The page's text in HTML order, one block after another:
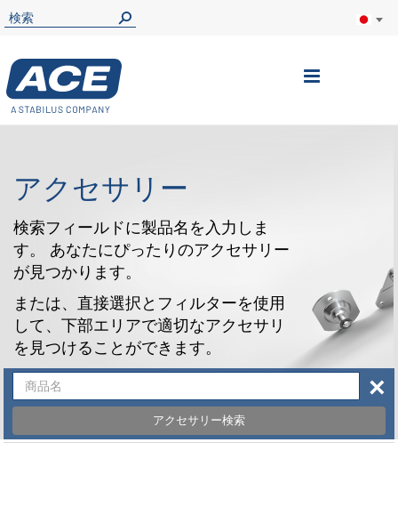
ナ
アクセサリー
検索フィールドに製品名を入力しま
す。 あなたにぴったりのアクセサリー
が見つかります。
または、直接選択とフィルターを使用
して、下部エリアで適切なアクセサリ
を見つけることができます。
アクセサリー検索
×